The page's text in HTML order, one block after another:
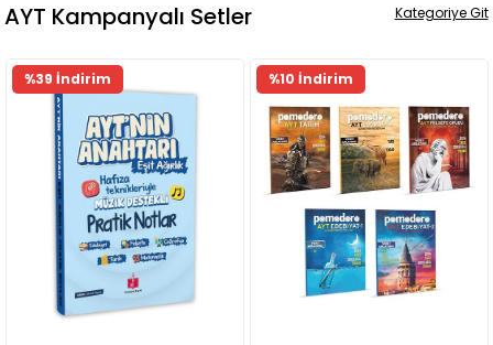
AYT Kampanyalı Setler
%39 İndirim %10 İndirim
Kategoriye Git